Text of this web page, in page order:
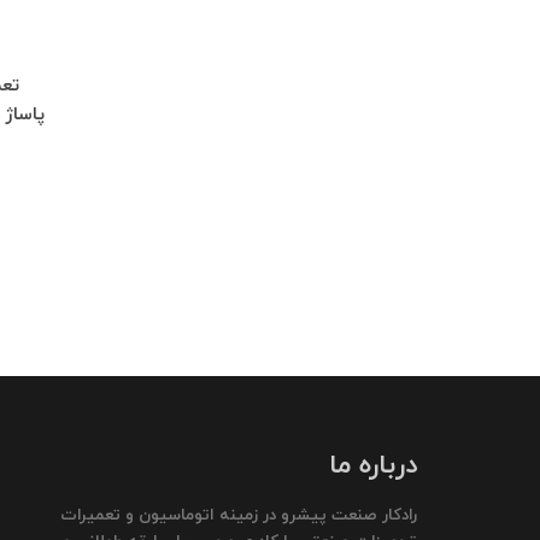
درباره ما
رادکار صنعت پیشرو در زمینه اتوماسیون و تعمیرات